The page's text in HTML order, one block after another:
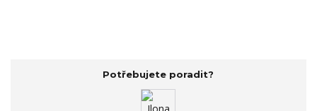
Potřebujete poradit?